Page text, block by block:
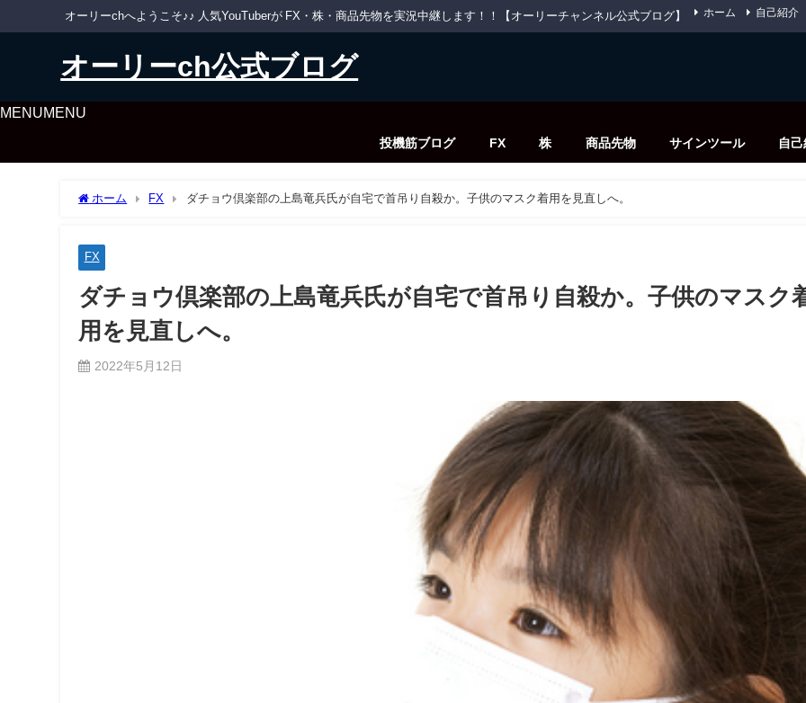
オーリーchへようこそ♪♪ 人気YouTuberが FX・株・商品先物を実況中継します！！【オーリーチャンネル公式ブログ】 ホーム 自己紹介
オーリーch公式ブログ
MENUMENU
投機筋ブログ FX 株 商品先物 サインツール 自
ホーム FX ダチョウ倶楽部の上島竜兵氏が自宅で首吊り自殺か。子供のマスク着用を見直しへ。
FX
ダチョウ倶楽部の上島竜兵氏が自宅で首吊り自殺か。子供のマスク
用を見直しへ。
2022年5月12日